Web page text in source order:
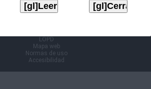
LOPD
Mapa web
Normas de uso
Accesibilidad